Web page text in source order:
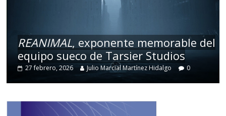
REANIMAL, exponente memorable del
equipo sueco de Tarsier Studios
27 febrero, 2026 Julio Marcial Martínez Hidalgo 0